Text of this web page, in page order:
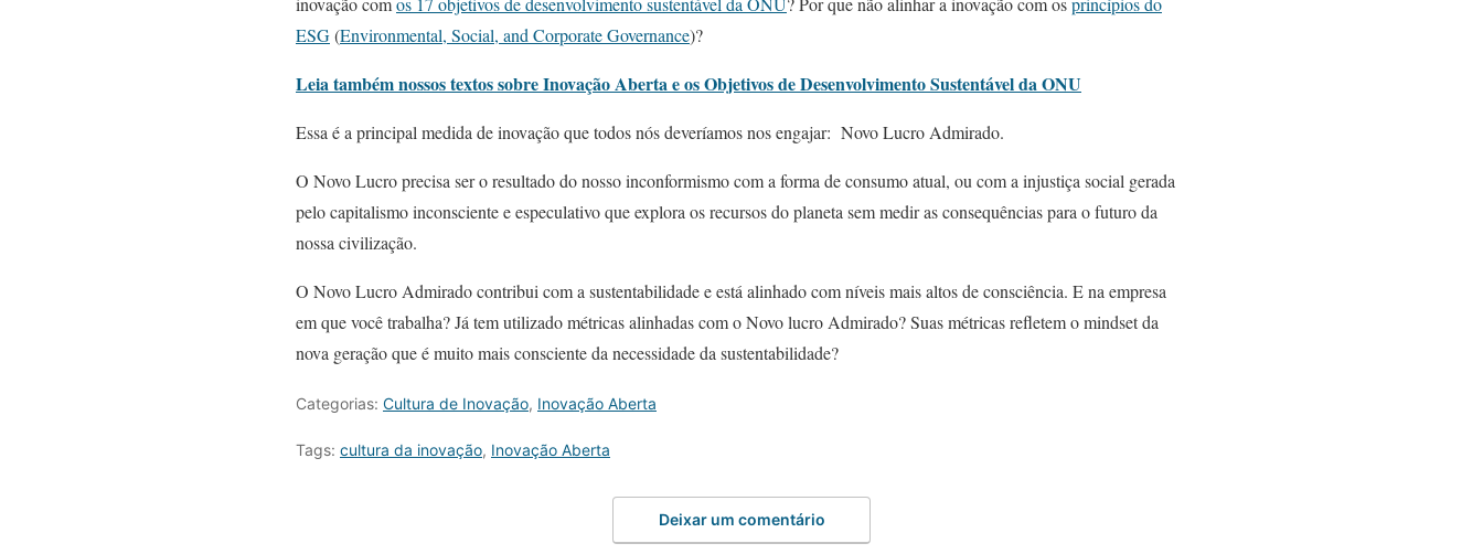
ESG(Environmental, Social, and Corporate Governance)?
Leia também nossos textos sobre Inovação Aberta e os Objetivos de Desenvolvimento Sustentável da ONU
Essa é a principal medida de inovação que todos nós deveríamos nos engajar: Novo Lucro Admirado.
O Novo Lucro precisa ser o resultado do nosso inconformismo com a forma de consumo atual, ou com a injustiça social gerada
pelo capitalismo inconsciente e especulativo que explora os recursos do planeta sem medir as consequências para o futuro da
nossa civilização.
O Novo Lucro Admirado contribui com a sustentabilidade e está alinhado com níveis mais altos de consciência. E na empresa
em que você trabalha? Já tem utilizado métricas alinhadas com o Novo lucro Admirado? Suas métricas refletem o mindset da
nova geração que é muito mais consciente da necessidade da sustentabilidade?
Categorias: Cultura de Inovação, Inovação Aberta
Tags: cultura da inovação, Inovação Aberta
Deixar um comentário